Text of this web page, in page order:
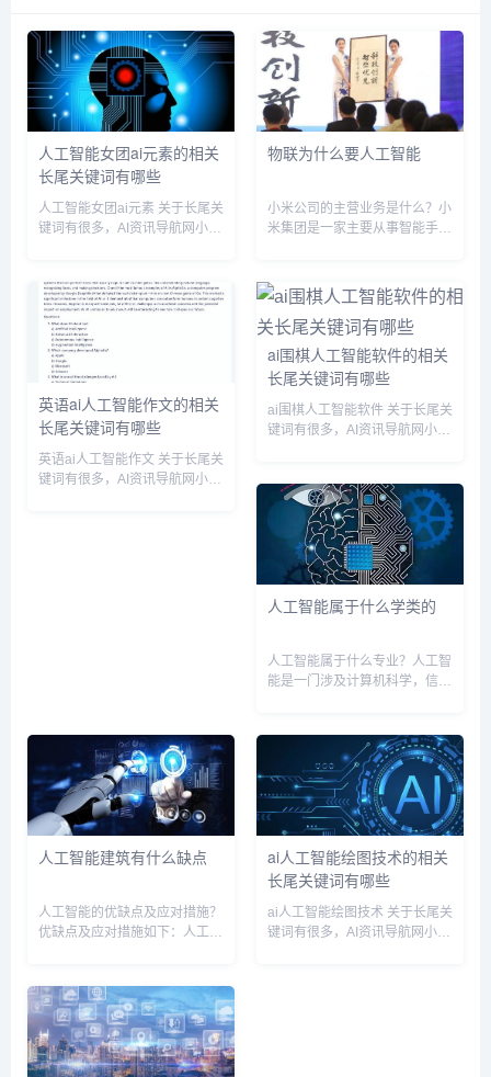
人工智能女团ai元素的相关
长尾关键词有哪些
人工智能女团ai元素 关于长尾关
键词有很多，AI资讯导航网小编
键词。 人工智能女团ai元素相关
长尾关键词有以下这些： 人工
智能女团ai元素...
物联为什么要人工智能
小米公司的主营业务是什么？小
米集团是一家主要从事智能手
网服务，以及从事投资业务的中
国投资控股公司。该公司主要通
过四个部门开展业务。智能手机
部门...
英语ai人工智能作文的相关
长尾关键词有哪些
英语ai人工智能作文 关于长尾关
键词有很多，AI资讯导航网小编
ai围棋人工智能软件的相关
长尾关键词有哪些
ai围棋人工智能软件 关于长尾关
键词有很多，AI资讯导航网小编
键词。 ai围棋人工智能软件相关
长尾关键词有以下这些： ai围棋
人工智能软件...
人工智能属于什么学类的
人工智能属于什么专业？人工智
能是一门涉及计算机科学，信息
究如何使计算机获得高级思考能
力，模拟与表示人类的智能。它
的核心技术包括计算机视觉，机
器学...
人工智能建筑有什么缺点
人工智能的优缺点及应对措施？
优缺点及应对措施如下：人工智
优点：可以提高生产效率，减少
人力劳动，提高精度和效率。2.
人工智能的缺点：不能像人...
ai人工智能绘图技术的相关
长尾关键词有哪些
ai人工智能绘图技术 关于长尾关
键词有很多，AI资讯导航网小编